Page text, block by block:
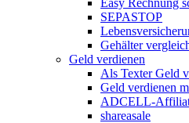
Easy Rechnung
SEPASTOP
Gehälter
Geld verdienen
Als Texter Geld
Geld verdienen
ADCELL-
shareasale